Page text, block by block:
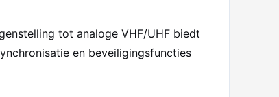
tot analoge VHF/UHF biedt
en beveiligingsfuncties